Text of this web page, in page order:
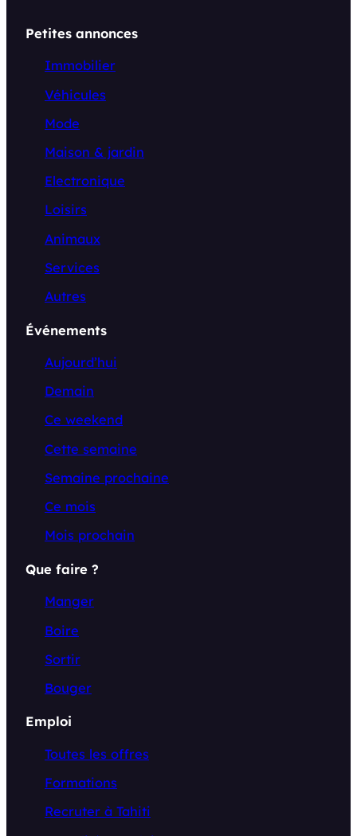
Petites annonces
Immobilier
Véhicules
Mode
Maison & jardin
Electronique
Loisirs
Animaux
Services
Autres
Événements
Aujourd’hui
Demain
Ce weekend
Cette semaine
Semaine prochaine
Ce mois
Mois prochain
Que faire ?
Manger
Boire
Sortir
Bouger
Emploi
Toutes les offres
Formations
Recruter à Tahiti